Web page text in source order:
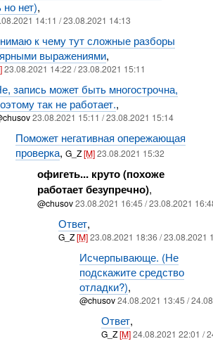
но нет),
14:11 / 23.08.2021 14:13
к чему тут сложные разборы
выражениями,
23.08.2021 14:22 / 23.08.2021 15:11
запись может быть многострочна,
так не работает.,
23.08.2021 15:11 / 23.08.2021 15:14
Поможет негативная опережающая
проверка,G_Z[M]23.08.2021 15:32
офигеть... круто (похоже
работает безупречно),
@chusov23.08.2021 16:45 / 23.08.2021
Ответ,
G_Z[M]23.08.2021 18:36 / 23.08.2021
Исчерпывающе. (Не
подскажите средство
отладки?),
@chusov24.08.2021 13:45 /
Ответ,
G_Z[M]24.08.2021 22:01 /